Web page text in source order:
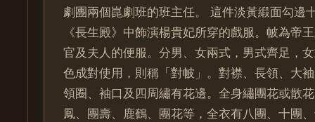
劇團兩個崑劇班的班主任。 這件淡黃緞面勾邊
《長生殿》中飾演楊貴妃所穿的戲服。帔為帝
官及夫人的便服。分男、女兩式，男式齊足，
色成對使用，則稱「對帔」。對襟、長領、大
領圈、袖口及四周繡有花邊。全身繡團花或散
鳳、團壽、鹿鶴、團花等，全衣有八團、十團